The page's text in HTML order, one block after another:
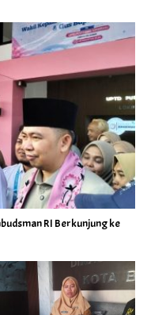
RI Berkunjung ke